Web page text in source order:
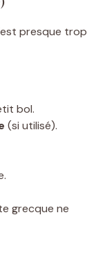
presque trop
bol.
(si utilisé).
grecque ne